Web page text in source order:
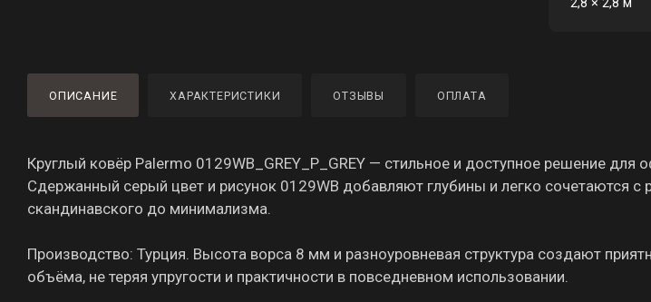
ОПИСАНИЕ ХАРАКТЕРИСТИКИ ОТЗЫВЫ ОПЛАТА
Круглый ковёр Palermo 0129WB_GREY_P_GREY — стильное и доступное решение для
Сдержанный серый цвет и рисунок 0129WB добавляют глубины и легко сочетаются
скандинавского до минимализма.
Производство: Турция. Высота ворса 8 мм и разноуровневая структура создают
объёма, не теряя упругости и практичности в повседневном использовании.